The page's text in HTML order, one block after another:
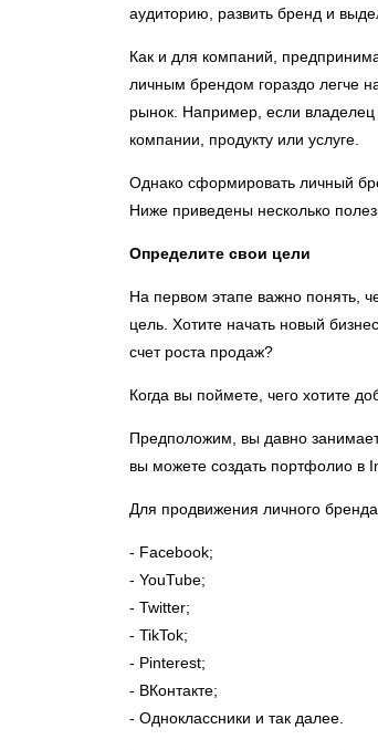
аудиторию, развить бренд и
Как и для компаний,
личным брендом гораздо легче
рынок. Например, если владелец
компании, продукту или услуге.
Однако сформировать личный
Ниже приведены несколько
Определите свои цели
На первом этапе важно понять,
цель. Хотите начать новый
счет роста продаж?
Когда вы поймете, чего хотите
Предположим, вы давно
вы можете создать портфолио в
Для продвижения личного
- Facebook;
- YouTube;
- Twitter;
- TikTok;
- Pinterest;
- ВКонтакте;
- Одноклассники и так далее.